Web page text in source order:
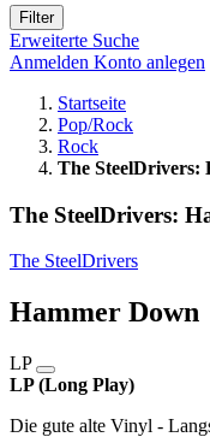
Filter
Erweiterte Suche
Anmelden Konto anlegen
Startseite
Pop/Rock
Rock
The SteelDrivers:
The SteelDrivers:
The SteelDrivers
Hammer Down
LP
LP (Long Play)
Die gute alte Vinyl -